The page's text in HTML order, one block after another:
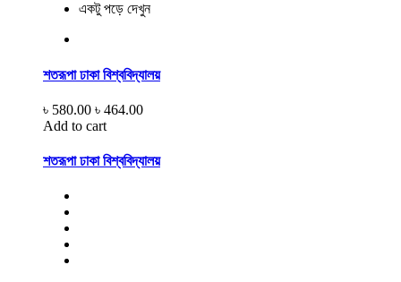
একটু পড়ে দেখুন
শতরূপা ঢাকা বিশ্ববিদ্যালয়
৳ 580.00 ৳ 464.00
Add to cart
শতরূপা ঢাকা বিশ্ববিদ্যালয়